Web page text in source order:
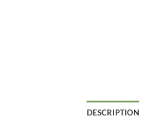
DESCRIPTION